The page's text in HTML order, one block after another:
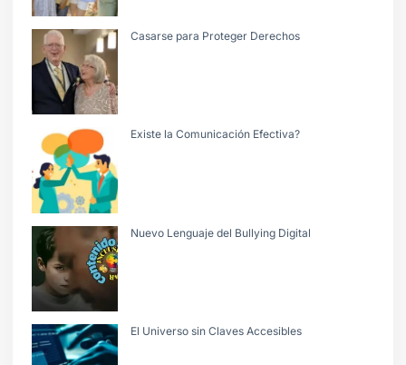
Casarse para Proteger Derechos
Existe la Comunicación Efectiva?
Nuevo Lenguaje del Bullying Digital
El Universo sin Claves Accesibles